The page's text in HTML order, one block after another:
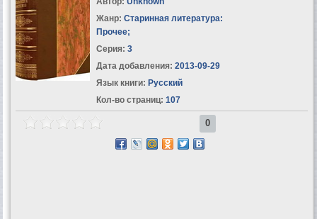
Жанр: Старинная литература:
Прочее;
Серия: 3
Дата добавления: 2013-09-29
Язык книги: Русский
Кол-во страниц: 107
0